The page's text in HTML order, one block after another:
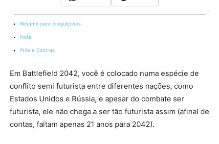
Resumo para preguiçosos
Nota
Prós e Contras
Em Battlefield 2042, você é colocado numa espécie de
conflito semi futurista entre diferentes nações, como
Estados Unidos e Rússia, e apesar do combate ser
futurista, ele não chega a ser tão futurista assim (afinal de
contas, faltam apenas 21 anos para 2042).